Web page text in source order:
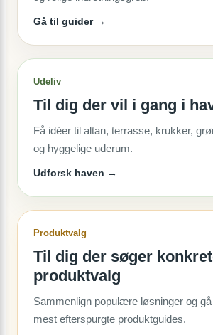
Gå til guider →
Udeliv
Til dig der vil i gang i
Få idéer til altan, terrasse, krukker,
og hyggelige uderum.
Udforsk haven →
Produktvalg
Til dig der søger
produktvalg
Sammenlign populære løsninger og
mest efterspurgte produktguides.